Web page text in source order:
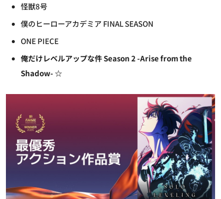
怪獣8号
僕のヒーローアカデミア FINAL SEASON
ONE PIECE
俺だけレベルアップな件 Season 2 -Arise from the
Shadow- ☆